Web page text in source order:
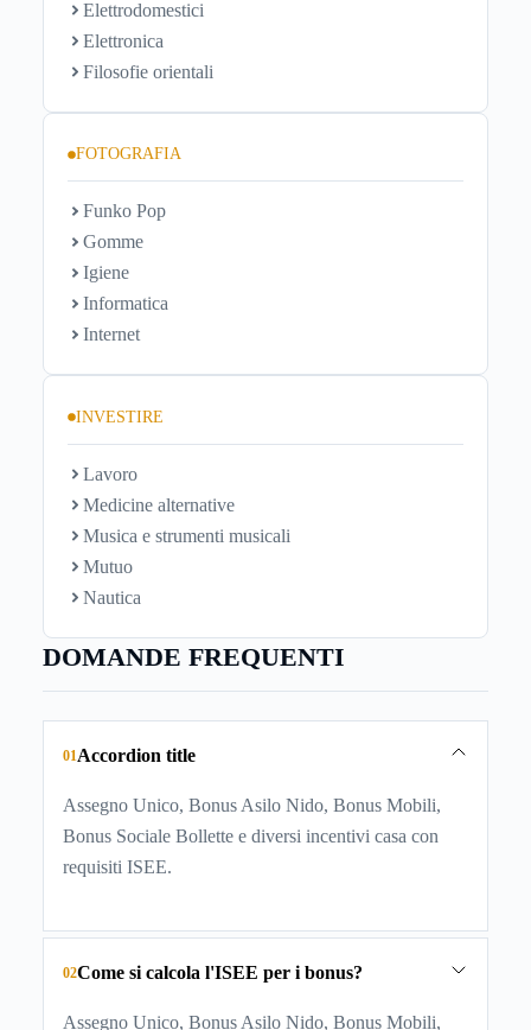
Elettrodomestici
Elettronica
Filosofie orientali
FOTOGRAFIA
Funko Pop
Gomme
Igiene
Informatica
Internet
INVESTIRE
Lavoro
Medicine alternative
Musica e strumenti musicali
Mutuo
Nautica
DOMANDE FREQUENTI
01 Accordion title
Assegno Unico, Bonus Asilo Nido, Bonus Mobili,
Bonus Sociale Bollette e diversi incentivi casa con
requisiti ISEE.
02Come si calcola l'ISEE per i bonus?
Assegno Unico, Bonus Asilo Nido, Bonus Mobili,